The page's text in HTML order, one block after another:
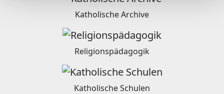
Katholische Archive
Religionspädagogik
Katholische Schulen